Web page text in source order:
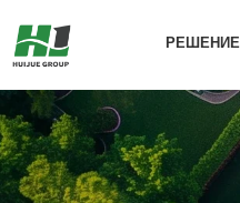
РЕШЕНИЕ
Украйна